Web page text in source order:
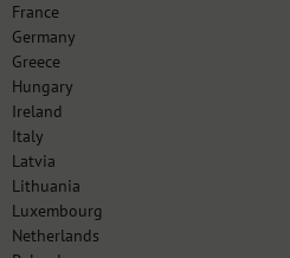
France
Germany
Greece
Hungary
Ireland
Italy
Latvia
Lithuania
Luxembourg
Netherlands